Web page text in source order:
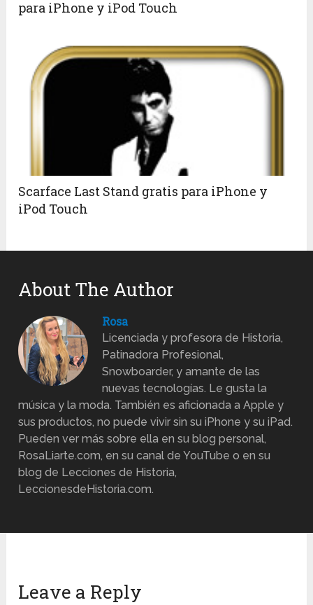
para iPhone y iPod Touch
Scarface Last Stand gratis para iPhone y
iPod Touch
About The Author
Rosa
Licenciada y profesora de Historia,
Patinadora Profesional,
Snowboarder, y amante de las
nuevas tecnologías. Le gusta la
música y la moda. También es aficionada a Apple y
sus productos, no puede vivir sin su iPhone y su iPad.
Pueden ver más sobre ella en su blog personal,
RosaLiarte.com, en su canal de YouTube o en su
blog de Lecciones de Historia,
LeccionesdeHistoria.com.
Leave a Reply